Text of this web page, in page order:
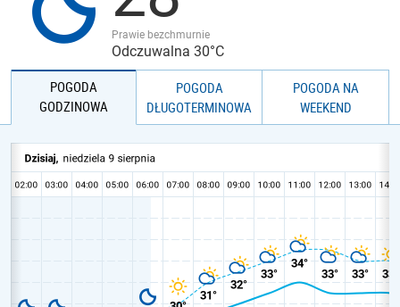
Prawie bezchmurnie
Odczuwalna 30°C
POGODA
GODZINOWA
POGODA
DŁUGOTERMINOWA
POGODA NA
WEEKEND